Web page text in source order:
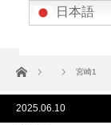
ホーム 宮崎1
2025.06.10
日本語